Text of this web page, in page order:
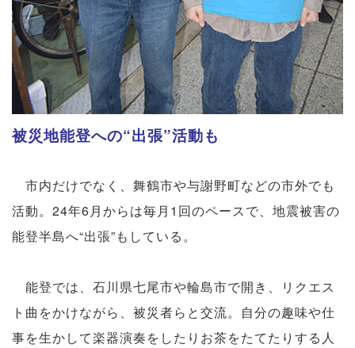
被災地能登への“出張”活動も
市内だけでなく、舞鶴市や与謝野町などの市外でも
活動。24年6月からは毎月1回のペースで、地震被害の
能登半島へ“出張”もしている。
能登では、石川県七尾市や輪島市で開き、リクエス
ト曲をかけながら、被災者らと交流。自分の趣味や仕
事を生かして楽器演奏をしたりお茶をたてたりする人